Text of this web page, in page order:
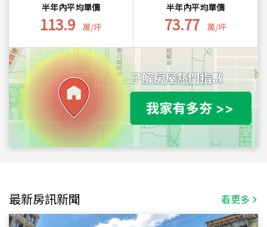
半年內平均單價
113.9 萬/坪
半年內平均單價
73.77 萬/坪
最新房訊新聞 看更多